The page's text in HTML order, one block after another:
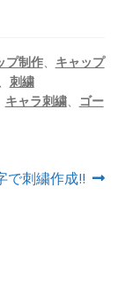
プ制作、 キャップ
刺繍
キャラ刺繍、
ゴー
で刺繍作成!!